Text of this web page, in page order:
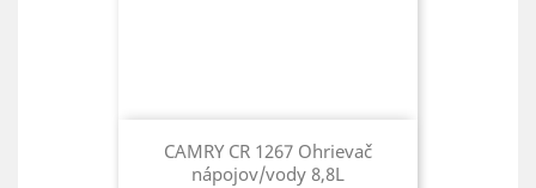
CAMRY CR 1267 Ohrievač
nápojov/vody 8,8L